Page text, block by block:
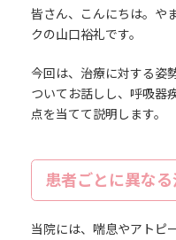
皆さん、こんにちは。や
クの山口裕礼です。
今回は、治療に対する姿
ついてお話しし、呼吸器
点を当てて説明します。
患者ごとに異な
当院には、喘息やアトピ